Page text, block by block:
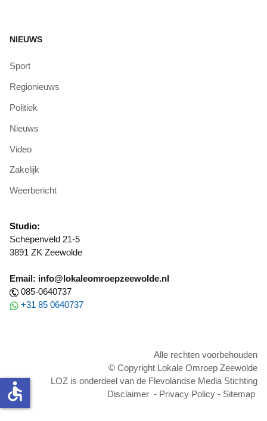
NIEUWS
Sport
Regionieuws
Politiek
Nieuws
Video
Zakelijk
Weerbericht
Studio:
Schepenveld 21-5
3891 ZK Zeewolde
Email: info@lokaleomroepzeewolde.nl
085-0640737
+31 85 0640737
Alle rechten voorbehouden
© Copyright Lokale Omroep Zeewolde
LOZ is onderdeel van de Flevolandse Media Stichting
Disclaimer - Privacy Policy - Sitemap
accessible